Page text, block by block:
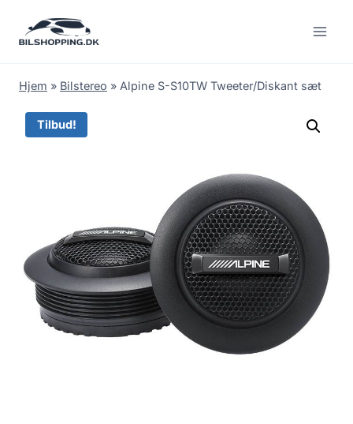
Hjem » Bilstereo » Alpine S-S10TW Tweeter/Diskant sæt
Tilbud!